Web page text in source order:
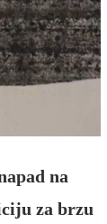
na
za brzu